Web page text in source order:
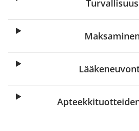
Turvallisuus
Maksaminen